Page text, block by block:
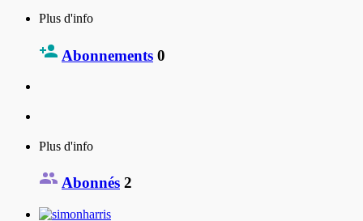
Plus d'info
Abonnements 0
Plus d'info
Abonnés 2